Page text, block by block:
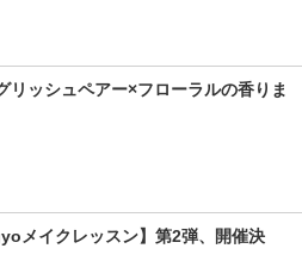
リッシュペアー×フローラルの香りま
メイクレッスン】第2弾、開催決